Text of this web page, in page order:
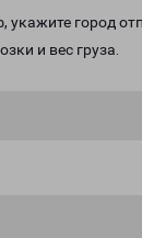
укажите город
и вес груза.